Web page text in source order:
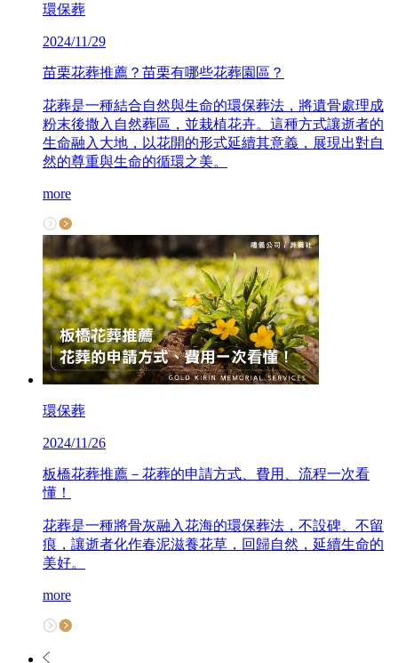
環保葬
2024/11/29
苗栗花葬推薦？苗栗有哪些花葬園區？
花葬是一種結合自然與生命的環保葬法，將遺骨處理成
粉末後撒入自然葬區，並栽植花卉。這種方式讓逝者的
生命融入大地，以花開的形式延續其意義，展現出對自
然的尊重與生命的循環之美。
more
環保葬
2024/11/26
板橋花葬推薦－花葬的申請方式、費用、流程一次看
懂！
花葬是一種將骨灰融入花海的環保葬法，不設碑、不留
痕，讓逝者化作春泥滋養花草，回歸自然，延續生命的
美好。
more